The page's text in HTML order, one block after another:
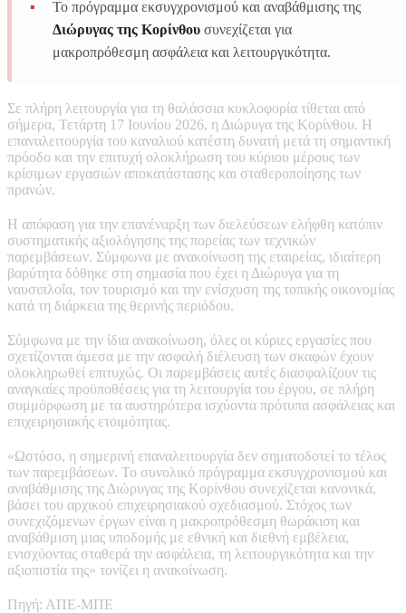
Το πρόγραμμα εκσυγχρονισμού και αναβάθμισης της
Διώρυγας της Κορίνθου συνεχίζεται για
μακροπρόθεσμη ασφάλεια και λειτουργικότητα.
Σε πλήρη λειτουργία για τη θαλάσσια κυκλοφορία τίθεται από
σήμερα, Τετάρτη 17 Ιουνίου 2026, η Διώρυγα της Κορίνθου. Η
επαναλειτουργία του καναλιού κατέστη δυνατή μετά τη σημαντική
πρόοδο και την επιτυχή ολοκλήρωση του κύριου μέρους των
κρίσιμων εργασιών αποκατάστασης και σταθεροποίησης των
πρανών.
Η απόφαση για την επανέναρξη των διελεύσεων ελήφθη κατόπιν
συστηματικής αξιολόγησης της πορείας των τεχνικών
παρεμβάσεων. Σύμφωνα με ανακοίνωση της εταιρείας, ιδιαίτερη
βαρύτητα δόθηκε στη σημασία που έχει η Διώρυγα για τη
ναυσιπλοΐα, τον τουρισμό και την ενίσχυση της τοπικής οικονομίας
κατά τη διάρκεια της θερινής περιόδου.
Σύμφωνα με την ίδια ανακοίνωση, όλες οι κύριες εργασίες που
σχετίζονται άμεσα με την ασφαλή διέλευση των σκαφών έχουν
ολοκληρωθεί επιτυχώς. Οι παρεμβάσεις αυτές διασφαλίζουν τις
αναγκαίες προϋποθέσεις για τη λειτουργία του έργου, σε πλήρη
συμμόρφωση με τα αυστηρότερα ισχύοντα πρότυπα ασφάλειας και
επιχειρησιακής ετοιμότητας.
«Ωστόσο, η σημερινή επαναλειτουργία δεν σηματοδοτεί το τέλος
των παρεμβάσεων. Το συνολικό πρόγραμμα εκσυγχρονισμού και
αναβάθμισης της Διώρυγας της Κορίνθου συνεχίζεται κανονικά,
βάσει του αρχικού επιχειρησιακού σχεδιασμού. Στόχος των
συνεχιζόμενων έργων είναι η μακροπρόθεσμη θωράκιση και
αναβάθμιση μιας υποδομής με εθνική και διεθνή εμβέλεια,
ενισχύοντας σταθερά την ασφάλεια, τη λειτουργικότητα και την
αξιοπιστία της» τονίζει η ανακοίνωση.
Πηγή: ΑΠΕ-ΜΠΕ